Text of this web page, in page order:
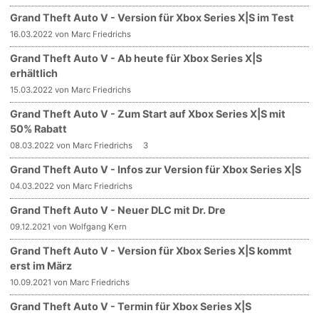
Grand Theft Auto V - Version für Xbox Series X|S im Test
16.03.2022 von Marc Friedrichs
Grand Theft Auto V - Ab heute für Xbox Series X|S
erhältlich
15.03.2022 von Marc Friedrichs
Grand Theft Auto V - Zum Start auf Xbox Series X|S mit
50% Rabatt
08.03.2022 von Marc Friedrichs 3
Grand Theft Auto V - Infos zur Version für Xbox Series X|S
04.03.2022 von Marc Friedrichs
Grand Theft Auto V - Neuer DLC mit Dr. Dre
09.12.2021 von Wolfgang Kern
Grand Theft Auto V - Version für Xbox Series X|S kommt
erst im März
10.09.2021 von Marc Friedrichs
Grand Theft Auto V - Termin für Xbox Series X|S